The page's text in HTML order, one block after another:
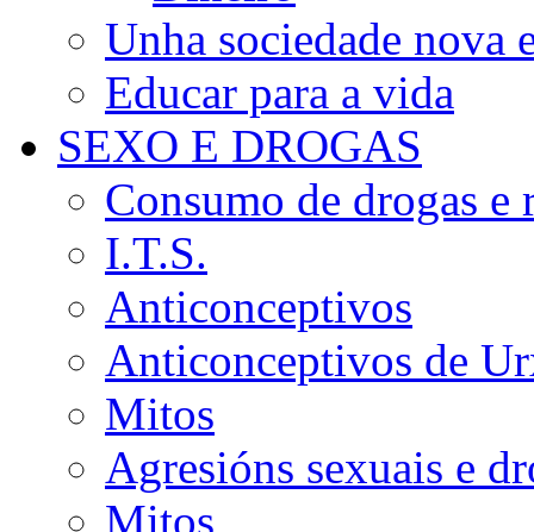
Unha sociedade nova
Educar para a vida
SEXO E DROGAS
Consumo de drogas e
I.T.S.
Anticonceptivos
Anticonceptivos de
Mitos
Agresións sexuais e
Mitos